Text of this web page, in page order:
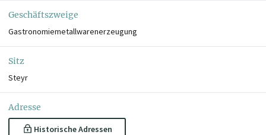
Geschäftszweige
Gastronomiemetallwarenerzeugung
Sitz
Steyr
Adresse
Historische Adressen